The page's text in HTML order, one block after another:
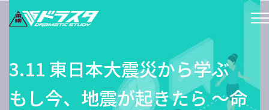
3.11 東日本大震災から学ぶ
もし今、地震が起きたら 〜命